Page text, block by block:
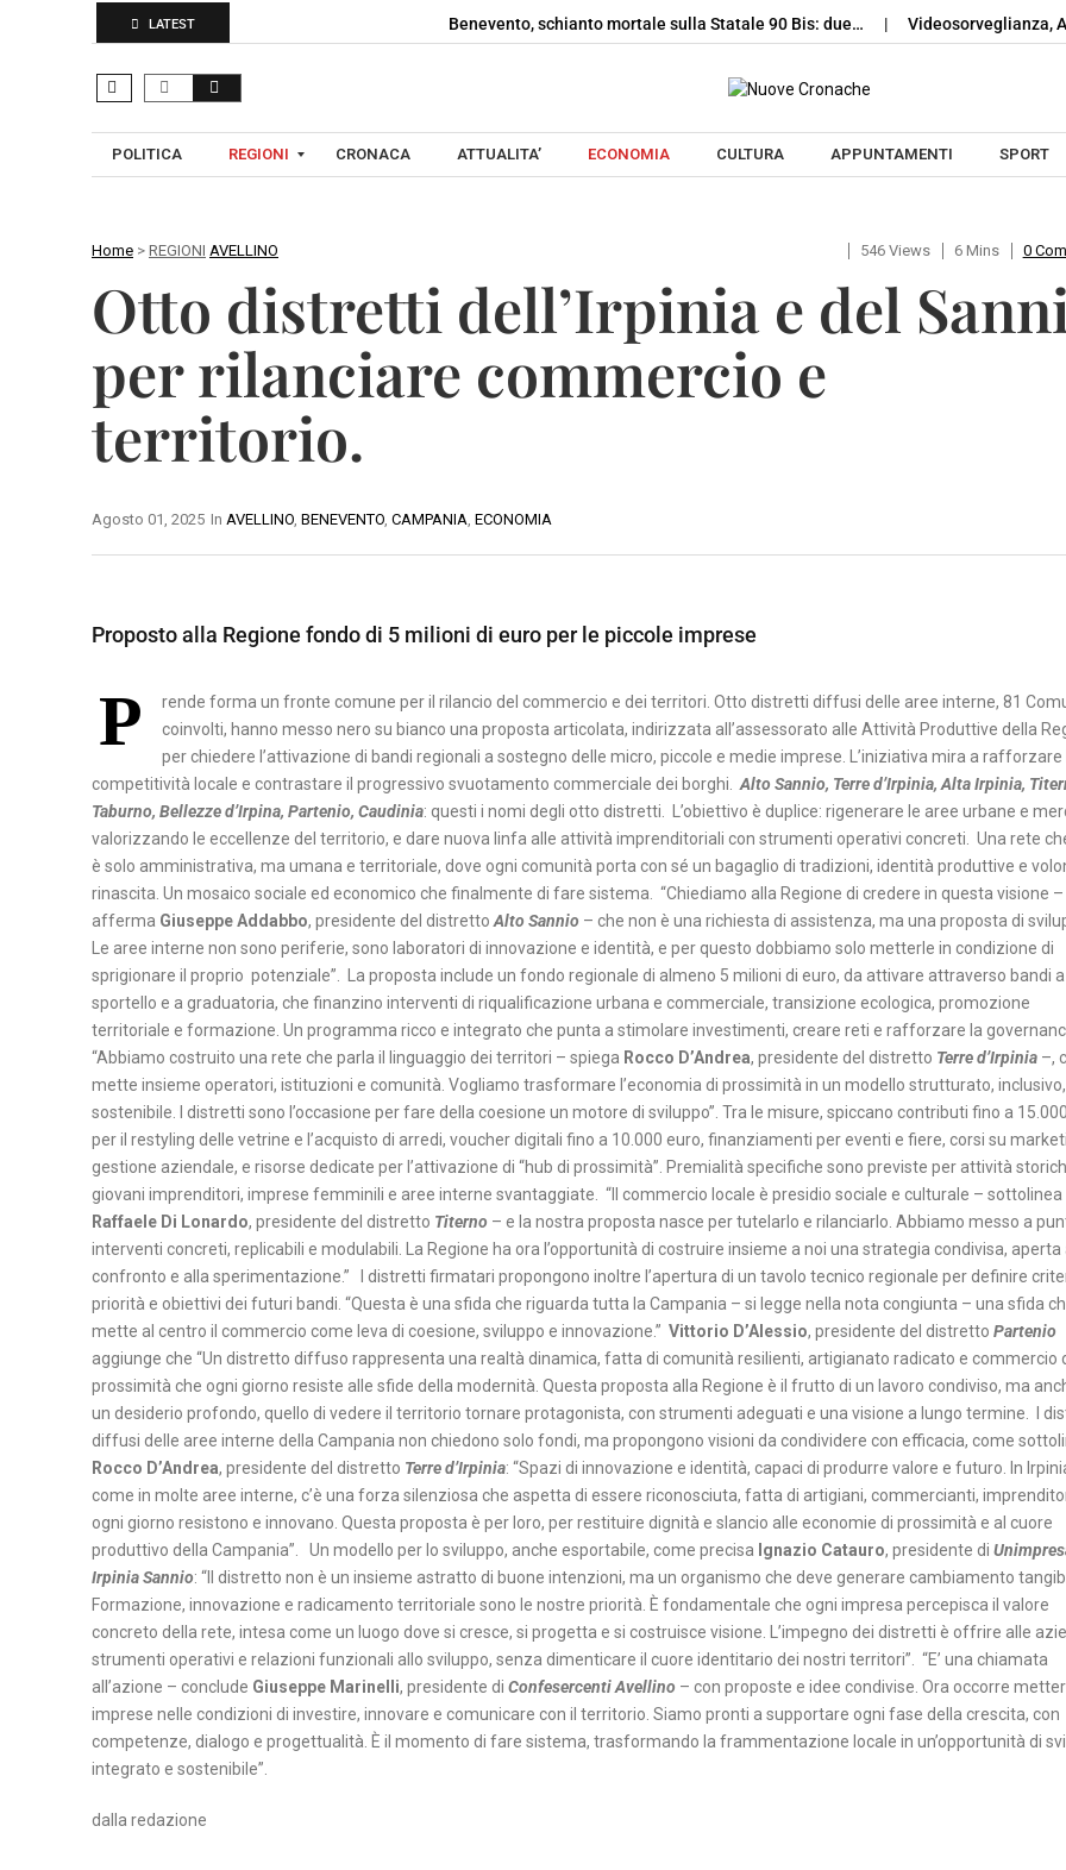
LATEST Benevento, schianto mortale sulla Statale 90 Bis: due… Videosorveglianza,
Skip to content
POLITICA REGIONI
C
M
A
A
V
E
L
L
I
O
N
V
N
T
O
C
E
R
T
A
N
A
L
I
S
A
L
E
B
A
C
A
A
T
R
A
P
O
T
E
A
CRONACA ATTUALITA’ ECONOMIA CULTURA APPUNTAMENTI SPORT
Home > REGIONI AVELLINO 546 Views 6 Mins 0
Otto distretti dell’Irpinia e del
per rilanciare commercio e
territorio.
In AVELLINO, BENEVENTO, CAMPANIA, ECONOMIA
Agosto 01, 2025
Proposto alla Regione fondo di 5 milioni di euro per le piccole imprese
P
rende forma un fronte comune per il rilancio del commercio e dei territori. Otto distretti diffusi delle aree interne, 81
coinvolti, hanno messo nero su bianco una proposta articolata, indirizzata all’assessorato alle Attività Produttive della
per chiedere l’attivazione di bandi regionali a sostegno delle micro, piccole e medie imprese. L’iniziativa mira a rafforzare
competitività locale e contrastare il progressivo svuotamento commerciale dei borghi. Alto Sannio, Terre d’Irpinia, Alta Irpinia,
Taburno, Bellezze d’Irpina, Partenio, Caudinia: questi i nomi degli otto distretti. L’obiettivo è duplice: rigenerare le aree urbane e
valorizzando le eccellenze del territorio, e dare nuova linfa alle attività imprenditoriali con strumenti operativi concreti. Una rete
è solo amministrativa, ma umana e territoriale, dove ogni comunità porta con sé un bagaglio di tradizioni, identità produttive e
rinascita. Un mosaico sociale ed economico che finalmente di fare sistema. “Chiediamo alla Regione di credere in questa visione –
afferma Giuseppe Addabbo, presidente del distretto Alto Sannio – che non è una richiesta di assistenza, ma una proposta di
Le aree interne non sono periferie, sono laboratori di innovazione e identità, e per questo dobbiamo solo metterle in condizione di
sprigionare il proprio potenziale”. La proposta include un fondo regionale di almeno 5 milioni di euro, da attivare attraverso bandi a
sportello e a graduatoria, che finanzino interventi di riqualificazione urbana e commerciale, transizione ecologica, promozione
territoriale e formazione. Un programma ricco e integrato che punta a stimolare investimenti, creare reti e rafforzare la
“Abbiamo costruito una rete che parla il linguaggio dei territori – spiega Rocco D’Andrea, presidente del distretto Terre d’Irpinia –,
mette insieme operatori, istituzioni e comunità. Vogliamo trasformare l’economia di prossimità in un modello strutturato, inclusivo,
sostenibile. I distretti sono l’occasione per fare della coesione un motore di sviluppo”. Tra le misure, spiccano contributi fino a
per il restyling delle vetrine e l’acquisto di arredi, voucher digitali fino a 10.000 euro, finanziamenti per eventi e fiere, corsi su
gestione aziendale, e risorse dedicate per l’attivazione di “hub di prossimità”. Premialità specifiche sono previste per attività
giovani imprenditori, imprese femminili e aree interne svantaggiate. “Il commercio locale è presidio sociale e culturale – sottolinea
Raffaele Di Lonardo, presidente del distretto Titerno – e la nostra proposta nasce per tutelarlo e rilanciarlo. Abbiamo messo a
interventi concreti, replicabili e modulabili. La Regione ha ora l’opportunità di costruire insieme a noi una strategia condivisa, aperta
confronto e alla sperimentazione.” I distretti firmatari propongono inoltre l’apertura di un tavolo tecnico regionale per definire
priorità e obiettivi dei futuri bandi. “Questa è una sfida che riguarda tutta la Campania – si legge nella nota congiunta – una sfida
mette al centro il commercio come leva di coesione, sviluppo e innovazione.” Vittorio D’Alessio, presidente del distretto Partenio
aggiunge che “Un distretto diffuso rappresenta una realtà dinamica, fatta di comunità resilienti, artigianato radicato e commercio
prossimità che ogni giorno resiste alle sfide della modernità. Questa proposta alla Regione è il frutto di un lavoro condiviso, ma
un desiderio profondo, quello di vedere il territorio tornare protagonista, con strumenti adeguati e una visione a lungo termine. I
diffusi delle aree interne della Campania non chiedono solo fondi, ma propongono visioni da condividere con efficacia, come
Rocco D’Andrea, presidente del distretto Terre d’Irpinia: “Spazi di innovazione e identità, capaci di produrre valore e futuro. In
come in molte aree interne, c’è una forza silenziosa che aspetta di essere riconosciuta, fatta di artigiani, commercianti,
ogni giorno resistono e innovano. Questa proposta è per loro, per restituire dignità e slancio alle economie di prossimità e al cuore
produttivo della Campania”. Un modello per lo sviluppo, anche esportabile, come precisa Ignazio Catauro, presidente di
Irpinia Sannio: “Il distretto non è un insieme astratto di buone intenzioni, ma un organismo che deve generare cambiamento
Formazione, innovazione e radicamento territoriale sono le nostre priorità. È fondamentale che ogni impresa percepisca il valore
concreto della rete, intesa come un luogo dove si cresce, si progetta e si costruisce visione. L’impegno dei distretti è offrire alle
strumenti operativi e relazioni funzionali allo sviluppo, senza dimenticare il cuore identitario dei nostri territori”. “E’ una chiamata
all’azione – conclude Giuseppe Marinelli, presidente di Confesercenti Avellino – con proposte e idee condivise. Ora occorre
imprese nelle condizioni di investire, innovare e comunicare con il territorio. Siamo pronti a supportare ogni fase della crescita, con
competenze, dialogo e progettualità. È il momento di fare sistema, trasformando la frammentazione locale in un’opportunità di
integrato e sostenibile”.
dalla redazione